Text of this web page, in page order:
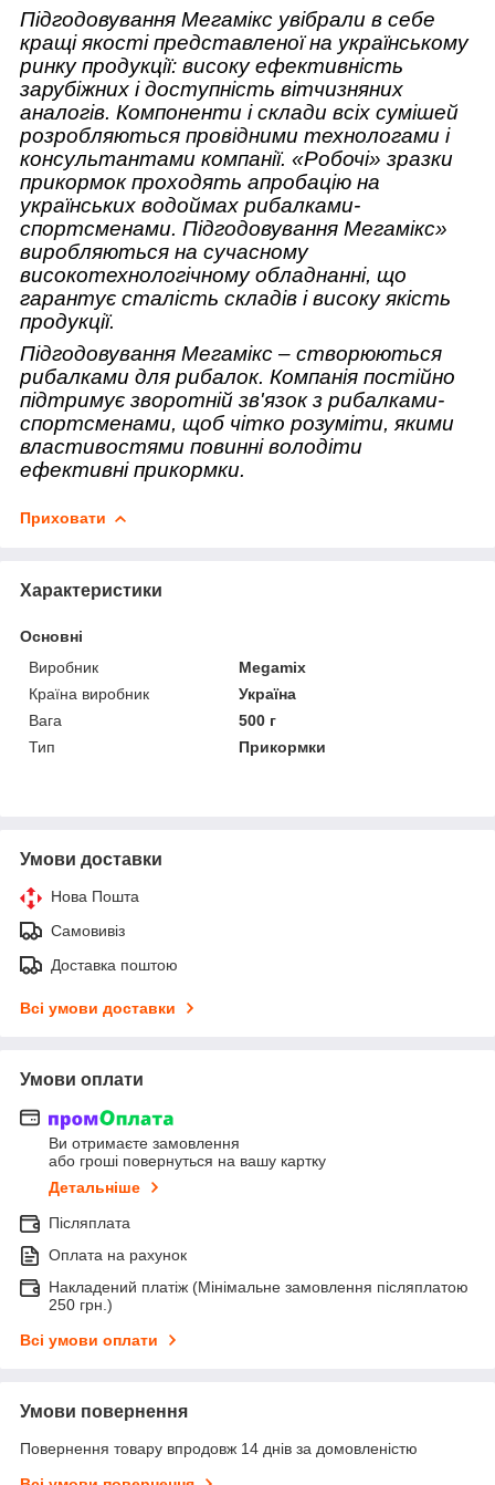
Підгодовування Мегамікс увібрали в себе
кращі якості представленої на українському
ринку продукції: високу ефективність
зарубіжних і доступність вітчизняних
аналогів. Компоненти і склади всіх сумішей
розробляються провідними технологами і
консультантами компанії. «Робочі» зразки
прикормок проходять апробацію на
українських водоймах рибалками-
спортсменами. Підгодовування Мегамікс»
виробляються на сучасному
високотехнологічному обладнанні, що
гарантує сталість складів і високу якість
продукції.
Підгодовування Мегамікс – створюються
рибалками для рибалок. Компанія постійно
підтримує зворотній зв'язок з рибалками-
спортсменами, щоб чітко розуміти, якими
властивостями повинні володіти
ефективні прикормки.
Приховати
Характеристики
Основні
Виробник
Megamix
Країна виробник
Україна
Вага
500 г
Тип
Прикормки
Умови доставки
Нова Пошта
Самовивіз
Доставка поштою
Всі умови доставки
Умови оплати
Ви отримаєте замовлення
або гроші повернуться на вашу картку
Детальніше
Післяплата
Оплата на рахунок
Накладений платіж (Мінімальне замовлення післяплатою
250 грн.)
Всі умови оплати
Умови повернення
Повернення товару впродовж 14 днів за домовленістю